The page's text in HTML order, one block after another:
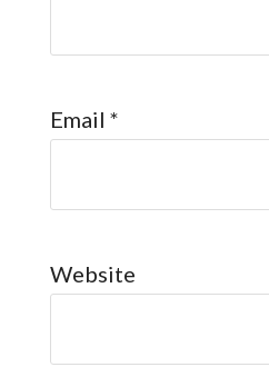
Email *
Website